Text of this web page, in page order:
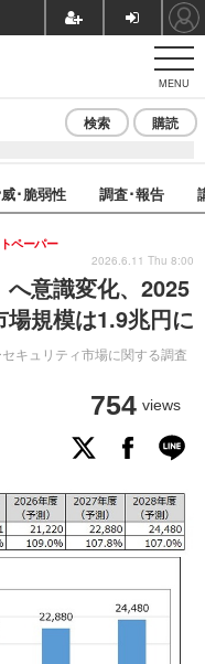
MENU
検索 購読
･脆弱性 調査･報告
へ意識変化、2025
規模は1.9兆円に
キュリティ市場に関する調査
ペーパー
754 views
2026.6.11 Thu 8:00